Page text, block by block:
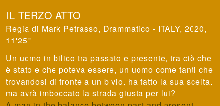
IL TERZO ATTO
Mark Petrasso, Drammatico - ITALY, 2020,
11'25''
Un uomo in bilico tra passato e presente, tra ciò che
è stato e che poteva essere, un uomo come tanti che
trovandosi di fronte a un bivio, ha fatto la sua scelta,
ma avrà imboccato la strada giusta per lui?